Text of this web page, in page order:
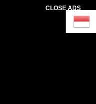
CLOSE ADS